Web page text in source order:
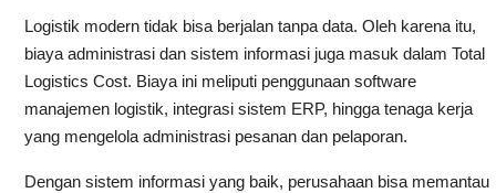
Logistik modern tidak bisa berjalan tanpa data. Oleh karena itu,
biaya administrasi dan sistem informasi juga masuk dalam Total
Logistics Cost. Biaya ini meliputi penggunaan software
manajemen logistik, integrasi sistem ERP, hingga tenaga kerja
yang mengelola administrasi pesanan dan pelaporan.
Dengan sistem informasi yang baik, perusahaan bisa memantau